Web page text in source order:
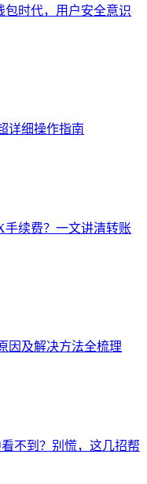
包时代，用户安全意识
详细操作指南
手续费？一文讲清转账
因及解决方法全梳理
不到？别慌，这几招帮